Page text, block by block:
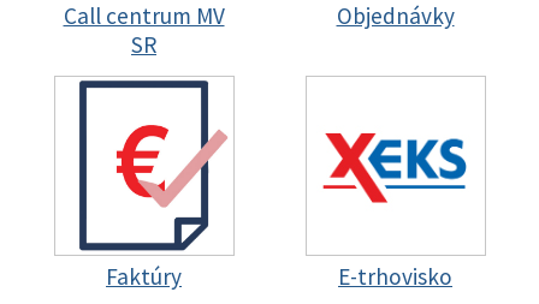
Call centrum MV
SR
Objednávky
Faktúry E-trhovisko